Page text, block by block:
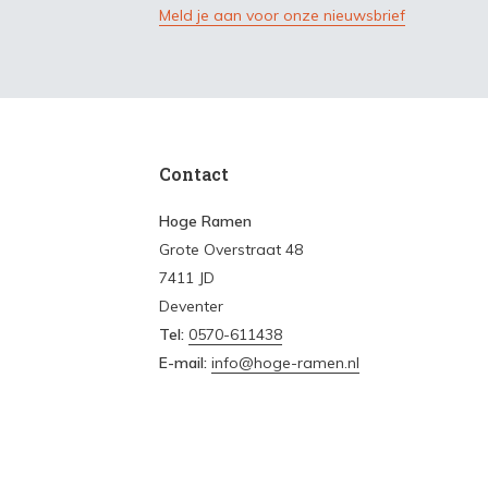
Meld je aan voor onze nieuwsbrief
Contact
Hoge Ramen
Grote Overstraat 48
7411 JD
Deventer
Tel: 0570-611438
E-mail: info@hoge-ramen.nl